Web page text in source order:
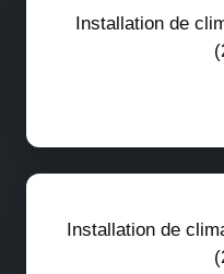
Installation de
Installation de